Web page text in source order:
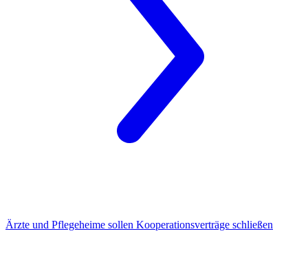
Ärzte und Pflegeheime sollen Kooperationsverträge schließen